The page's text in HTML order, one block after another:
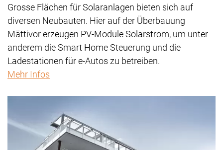
Grosse Flächen für Solaranlagen bieten sich auf
diversen Neubauten. Hier auf der Überbauung
Mättivor erzeugen PV-Module Solarstrom, um unter
anderem die Smart Home Steuerung und die
Ladestationen für e-Autos zu betreiben.
Mehr Infos